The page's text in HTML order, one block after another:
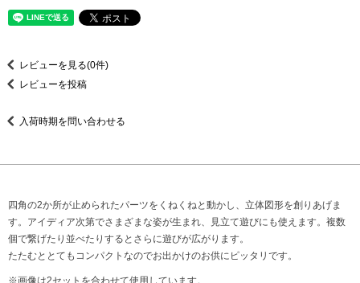
レビューを見る(0件)
レビューを投稿
入荷時期を問い合わせる
四角の2か所が止められたパーツをくねくねと動かし、立体図形を創りあげま
す。アイディア次第でさまざまな姿が生まれ、見立て遊びにも使えます。複数
個で繋げたり並べたりするとさらに遊びが広がります。
たたむととてもコンパクトなのでお出かけのお供にピッタリです。
※画像は2セットを合わせて使用しています。